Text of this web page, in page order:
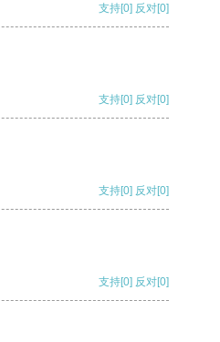
支持[0] 反对[0]
支持[0] 反对[0]
支持[0] 反对[0]
支持[0] 反对[0]